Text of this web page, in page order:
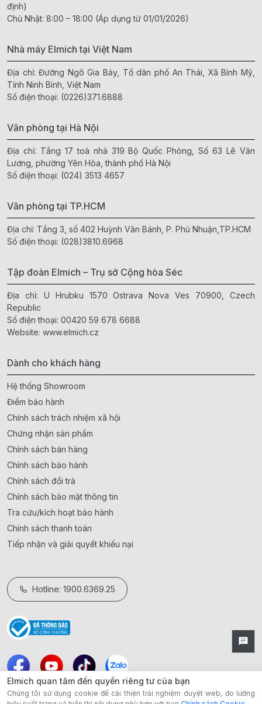
định)
Chủ Nhật: 8:00 – 18:00 (Áp dụng từ 01/01/2026)
Nhà máy Elmich tại Việt Nam
Địa chỉ: Đường Ngô Gia Bảy, Tổ dân phố An Thái, Xã Bình Mỹ,
Tỉnh Ninh Bình, Việt Nam
Số điện thoại: (0226)371.6888
Văn phòng tại Hà Nội
Địa chỉ: Tầng 17 toà nhà 319 Bộ Quốc Phòng, Số 63 Lê Văn
Lương, phường Yên Hòa, thành phố Hà Nội
Số điện thoại: (024) 3513 4657
Văn phòng tại TP.HCM
Địa chỉ: Tầng 3, số 402 Huỳnh Văn Bánh, P. Phú Nhuận,TP.HCM
Số điện thoại: (028)3810.6968
Tập đoàn Elmich – Trụ sở Cộng hòa Séc
Địa chỉ: U Hrubku 1570 Ostrava Nova Ves 70900, Czech
Republic
Số điện thoại: 00420 59 678 6688
Website: www.elmich.cz
Dành cho khách hàng
Hệ thống Showroom
Điểm bảo hành
Chính sách trách nhiệm xã hội
Chứng nhận sản phẩm
Chính sách bán hàng
Chính sách bảo hành
Chính sách đổi trả
Chính sách bảo mật thông tin
Tra cứu/kích hoạt bảo hành
Chính sách thanh toán
Tiếp nhận và giải quyết khiếu nại
Hotline: 1900.6369.25
Elmich quan tâm đến quyền riêng tư của bạn
Chúng tôi sử dụng cookie để cải thiện trải nghiệm duyệt web, đo lường